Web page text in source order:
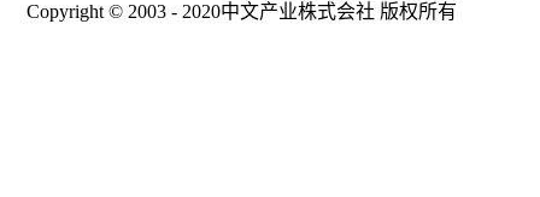
Copyright © 2003 - 2020中文产业株式会社 版权所有